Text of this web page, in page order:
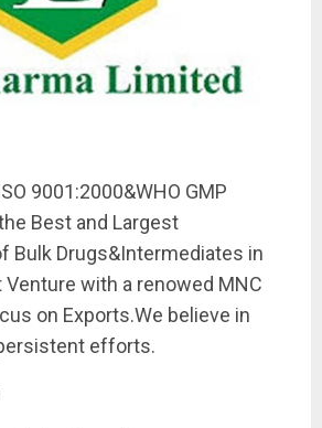
9001:2000&WHO GMP
Best and Largest
Bulk Drugs&Intermediates in
Venture with a renowed MNC
on Exports.We believe in
efforts.